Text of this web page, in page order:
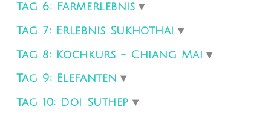
Tag 6: Farmerlebnis
Tag 7: Erlebnis Sukhothai
Tag 8: Kochkurs - Chiang Mai
Tag 9: Elefanten
Tag 10: Doi Suthep